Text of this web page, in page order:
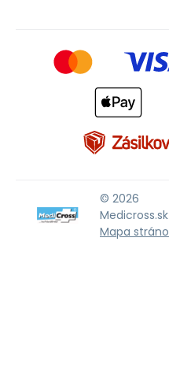
© 2026
Mapa